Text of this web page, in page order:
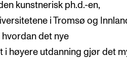
kunstnerisk ph.d.-en,
i Tromsø og
det nye
i høyere utdanning gjør det